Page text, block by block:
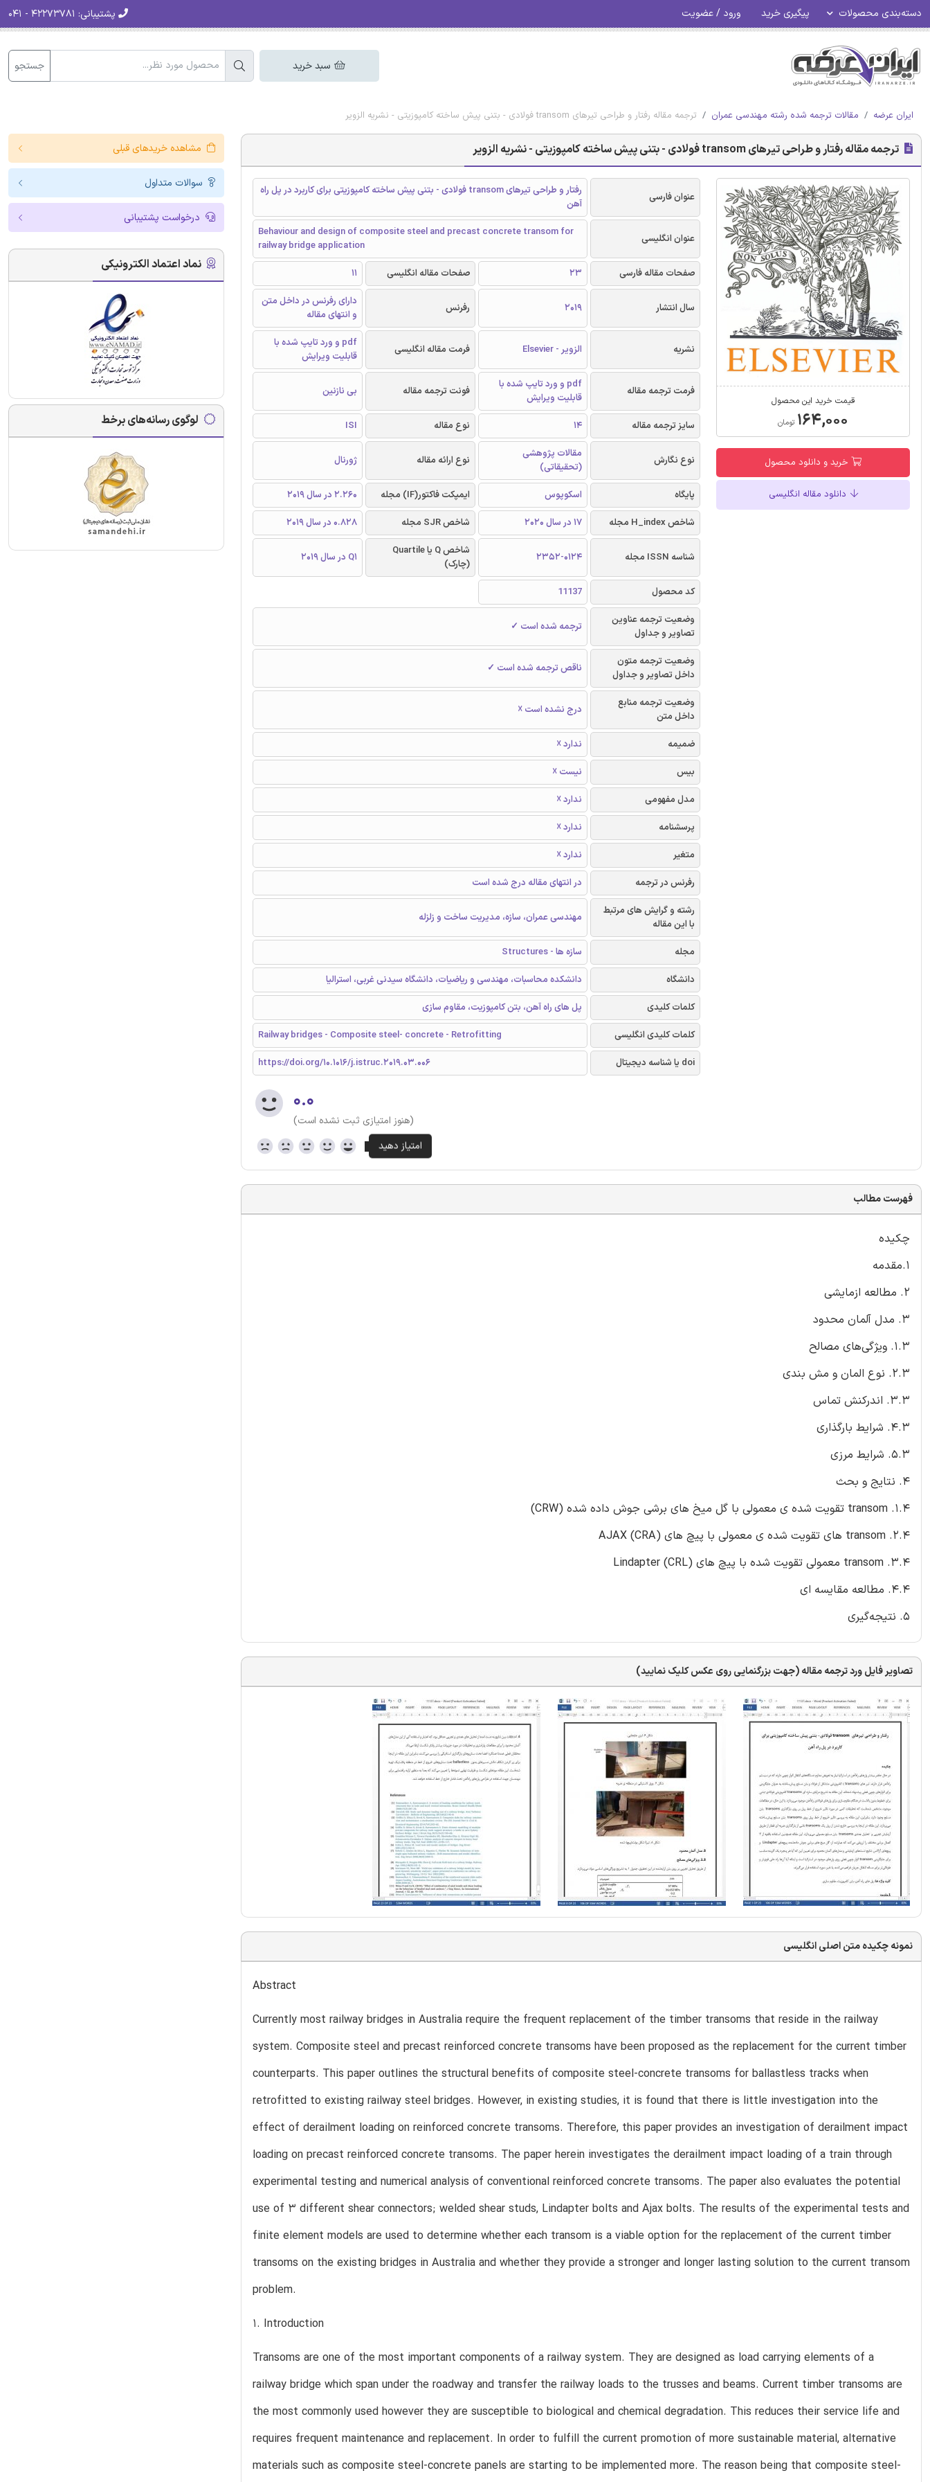
دسته‌بندی محصولات پیگیری خرید ورود / عضویت پشتیبانی:
سبد خرید جستجو
ایران عرضه مقالات ترجمه شده رشته مهندسی عمران ترجمه مقاله رفتار و طراحی تیرهای transom فولادی - بتنی پیش ساخته کامپوزیتی - نشریه الزویر
ترجمه مقاله رفتار و طراحی تیرهای transom فولادی - بتنی پیش ساخته کامپوزیتی - نشریه الزویر
قیمت خرید این محصول
۱۶۴,۰۰۰ تومان
خرید و دانلود محصول
دانلود مقاله انگلیسی
عنوان فارسی
رفتار و طراحی تیرهای transom فولادی - بتنی پیش ساخته کامپوزیتی برای کاربرد در پل راه
آهن
عنوان انگلیسی
Behaviour and design of composite steel and precast concrete transom for
railway bridge application
صفحات مقاله فارسی
23 صفحات مقاله انگلیسی 11
سال انتشار 2019 رفرنس
دارای رفرنس در داخل متن
و انتهای مقاله
نشریه الزویر - Elsevier فرمت مقاله انگلیسی
pdf و ورد تایپ شده با
قابلیت ویرایش
فرمت ترجمه مقاله
pdf و ورد تایپ شده با
قابلیت ویرایش
فونت ترجمه مقاله بی نازنین
سایز ترجمه مقاله 14 نوع مقاله ISI
نوع نگارش
مقالات پژوهشی
(تحقیقاتی)
نوع ارائه مقاله ژورنال
پایگاه اسکوپوس ایمپکت فاکتور(IF) مجله
2.260 در سال 2019
شاخص H_index مجله
17 در سال 2020 شاخص SJR مجله 0.828 در سال 2019
شناسه ISSN مجله 2352-0124
شاخص Q یا Quartile
(چارک)
Q1 در سال 2019
کد محصول
11137
وضعیت ترجمه عناوین
تصاویر و جداول
ترجمه شده است ✓
وضعیت ترجمه متون
داخل تصاویر و جداول
ناقص ترجمه شده است ✓
وضعیت ترجمه منابع
داخل متن
درج نشده است ☓
ضمیمه
ندارد ☓
بیس
نیست ☓
مدل مفهومی
ندارد ☓
پرسشنامه
ندارد ☓
متغیر
ندارد ☓
رفرنس در ترجمه
در انتهای مقاله درج شده است
رشته و گرایش های مرتبط
با این مقاله
مهندسی عمران، سازه، مدیریت ساخت و زلزله
مجله
سازه ها - Structures
دانشگاه
دانشکده محاسبات، مهندسی و ریاضیات، دانشگاه سیدنی غربی، استرالیا
کلمات کلیدی
پل های راه آهن، بتن کامپوزیت، مقاوم سازی
کلمات کلیدی انگلیسی
Railway bridges - Composite steel- concrete - Retrofitting
doi یا شناسه دیجیتال
https://doi.org/10.1016/j.istruc.2019.03.006
۰.۰
(هنوز امتیازی ثبت نشده است)
فهرست مطالب
چکیده
1.مقدمه
2. مطالعه ازمایشی
3. مدل آلمان محدود
1.3. ویژگی‌های مصالح
2.3. نوع المان و مش بندی
3.3. اندرکنش تماس
4.3. شرایط بارگذاری
5.3. شرایط مرزی
4. نتایج و بحث
1.4. transom تقویت شده ی معمولی با گل میخ های برشی جوش داده شده (CRW)
2.4. transom های تقویت شده ی معمولی با پیچ های AJAX (CRA)
3.4. transom معمولی تقویت شده با پیچ های Lindapter (CRL)
4.4. مطالعه مقایسه ای
5. نتیجه‌گیری
تصاویر فایل ورد ترجمه مقاله (جهت بزرگنمایی روی عکس کلیک نمایید)
نمونه چکیده متن اصلی انگلیسی
Abstract
Currently most railway bridges in Australia require the frequent replacement of the timber transoms that reside in the railway
system. Composite steel and precast reinforced concrete transoms have been proposed as the replacement for the current timber
counterparts. This paper outlines the structural benefits of composite steel-concrete transoms for ballastless tracks when
retrofitted to existing railway steel bridges. However, in existing studies, it is found that there is little investigation into the
effect of derailment loading on reinforced concrete transoms. Therefore, this paper provides an investigation of derailment impact
loading on precast reinforced concrete transoms. The paper herein investigates the derailment impact loading of a train through
experimental testing and numerical analysis of conventional reinforced concrete transoms. The paper also evaluates the potential
use of 3 different shear connectors; welded shear studs, Lindapter bolts and Ajax bolts. The results of the experimental tests and
finite element models are used to determine whether each transom is a viable option for the replacement of the current timber
transoms on the existing bridges in Australia and whether they provide a stronger and longer lasting solution to the current transom
problem.
1. Introduction
Transoms are one of the most important components of a railway system. They are designed as load carrying elements of a
railway bridge which span under the roadway and transfer the railway loads to the trusses and beams. Current timber transoms are
the most commonly used however they are susceptible to biological and chemical degradation. This reduces their service life and
requires frequent maintenance and replacement. In order to fulfill the current promotion of more sustainable material, alternative
materials such as composite steel-concrete panels are starting to be implemented more. The reason being that composite steel-
مشاهده خریدهای قبلی
سوالات متداول
درخواست پشتیبانی
نماد اعتماد الکترونیکی
لوگوی رسانه‌های برخط